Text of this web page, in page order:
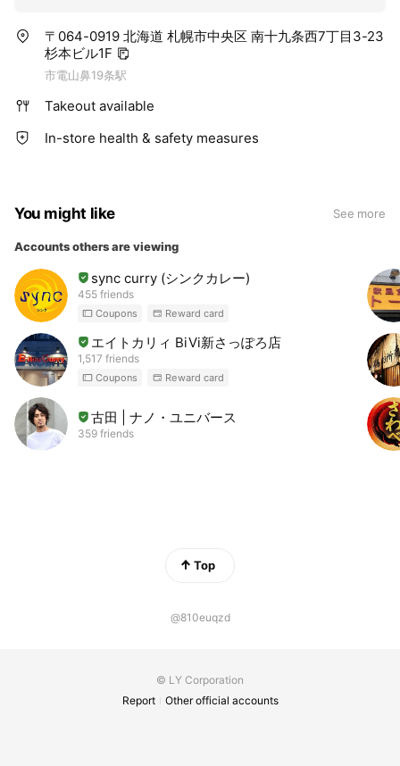
〒064-0919 北海道 札幌市中央区 南十九条西7丁目3-23
杉本ビル1F
市電山鼻19条駅
Takeout available
In-store health & safety measures
You might like See more
Accounts others are viewing
sync curry (シンクカレー)
455 friends
Coupons Reward card
エイトカリィ BiVi新さっぽろ店
1,517 friends
Coupons Reward card
古田 | ナノ・ユニバース
359 friends
Top
@810euqzd
© LY Corporation
Report
Other official accounts